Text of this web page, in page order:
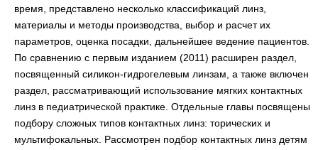
время, представлено несколько классификаций линз,
материалы и методы производства, выбор и расчет их
параметров, оценка посадки, дальнейшее ведение пациентов.
По сравнению с первым изданием (2011) расширен раздел,
посвященный силикон-гидрогелевым линзам, а также включен
раздел, рассматривающий использование мягких контактных
линз в педиатрической практике. Отдельные главы посвящены
подбору сложных типов контактных линз: торических и
мультифокальных. Рассмотрен подбор контактных линз детям